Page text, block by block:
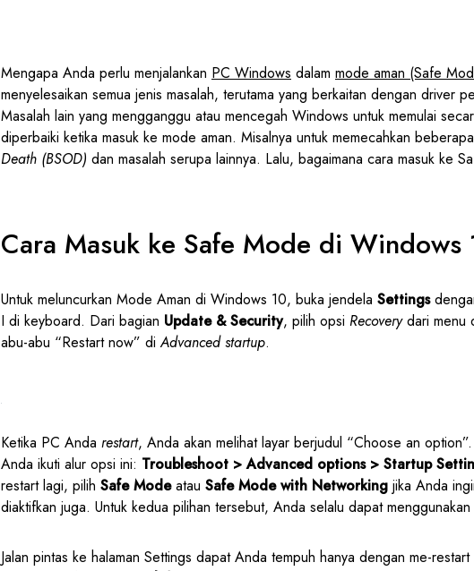
Mengapa Anda perlu menjalankan PC Windows dalam mode aman (Safe
menyelesaikan semua jenis masalah, terutama yang berkaitan dengan driver
Masalah lain yang mengganggu atau mencegah Windows untuk memulai
diperbaiki ketika masuk ke mode aman. Misalnya untuk memecahkan
Death (BSOD) dan masalah serupa lainnya. Lalu, bagaimana cara masuk ke
Cara Masuk ke Safe Mode di Windows
Untuk meluncurkan Mode Aman di Windows 10, buka jendela Settings
I di keyboard. Dari bagian Update & Security, pilih opsi Recoverydari menu
abu-abu “Restart now” diAdvanced startup.
Ketika PC Anda restart, Anda akan melihat layar berjudul “Choose an
Anda ikuti alur opsi ini: Troubleshoot > Advanced options > Startup
restart lagi, pilih Safe Modeatau Safe Mode with Networking jika Anda
diaktifkan juga. Untuk kedua pilihan tersebut, Anda selalu dapat
Jalan pintas ke halaman Settings dapat Anda tempuh hanya dengan me-